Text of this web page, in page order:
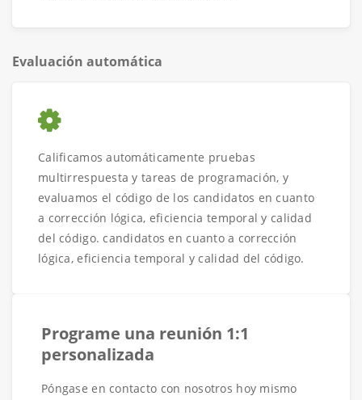
Evaluación automática
Calificamos automáticamente pruebas
multirrespuesta y tareas de programación, y
evaluamos el código de los candidatos en cuanto
a corrección lógica, eficiencia temporal y calidad
del código. candidatos en cuanto a corrección
lógica, eficiencia temporal y calidad del código.
Programe una reunión 1:1
personalizada
Póngase en contacto con nosotros hoy mismo